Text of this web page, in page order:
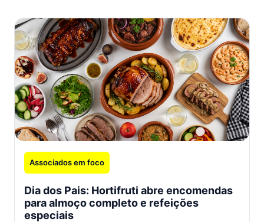
Associados em foco
Dia dos Pais: Hortifruti abre encomendas
para almoço completo e refeições
especiais